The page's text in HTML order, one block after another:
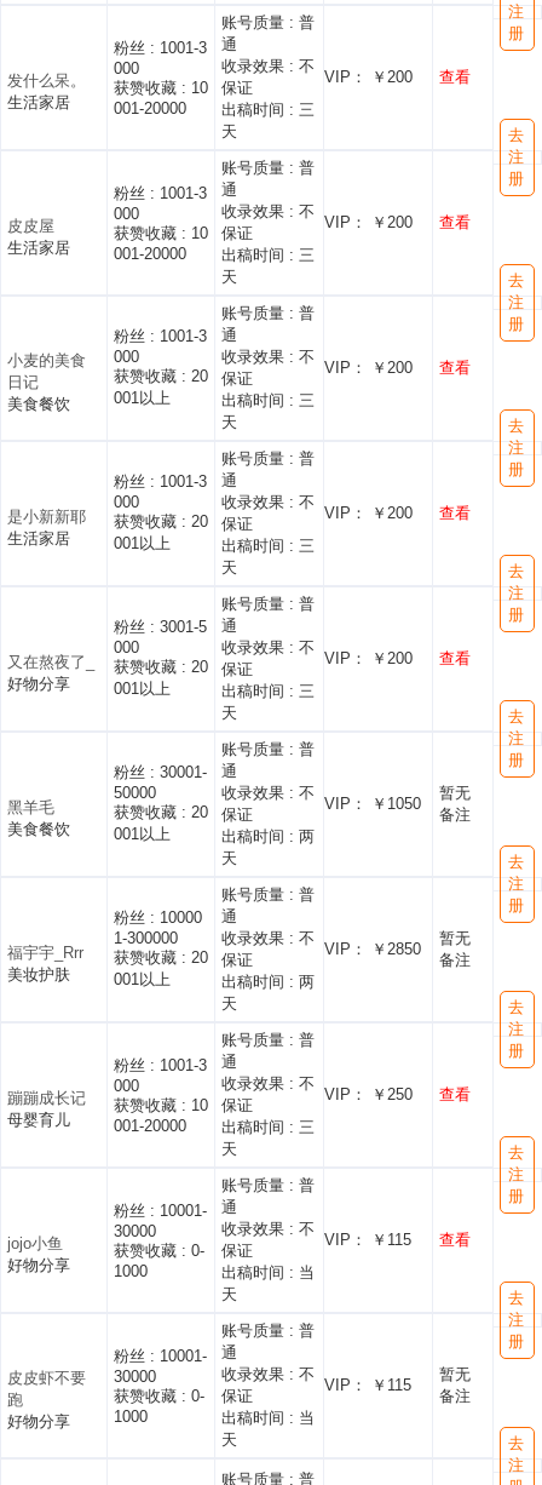
发什么呆。
生活家居
粉丝 : 1001-3
000
获赞收藏 : 10
001-20000
账号质量 : 普
通
收录效果 : 不
保证
出稿时间 : 三
天
VIP： ￥200 查看
注
册
皮皮屋
生活家居
粉丝 : 1001-3
000
获赞收藏 : 10
001-20000
账号质量 : 普
通
收录效果 : 不
保证
出稿时间 : 三
天
VIP： ￥200 查看
去
注
册
小麦的美食
日记
美食餐饮
粉丝 : 1001-3
000
获赞收藏 : 20
001以上
账号质量 : 普
通
收录效果 : 不
保证
出稿时间 : 三
天
VIP： ￥200 查看
去
注
册
是小新新耶
生活家居
粉丝 : 1001-3
000
获赞收藏 : 20
001以上
账号质量 : 普
通
收录效果 : 不
保证
出稿时间 : 三
天
VIP： ￥200 查看
去
注
册
又在熬夜了_
好物分享
粉丝 : 3001-5
000
获赞收藏 : 20
001以上
账号质量 : 普
通
收录效果 : 不
保证
出稿时间 : 三
天
VIP： ￥200 查看
去
注
册
黑羊毛
美食餐饮
粉丝 : 30001-
50000
获赞收藏 : 20
001以上
账号质量 : 普
通
收录效果 : 不
保证
出稿时间 : 两
天
VIP： ￥1050
暂无
备注
去
注
册
福宇宇_Rrr
美妆护肤
粉丝 : 10000
1-300000
获赞收藏 : 20
001以上
账号质量 : 普
通
收录效果 : 不
保证
出稿时间 : 两
天
VIP： ￥2850
暂无
备注
去
注
册
蹦蹦成长记
母婴育儿
粉丝 : 1001-3
000
获赞收藏 : 10
001-20000
账号质量 : 普
通
收录效果 : 不
保证
出稿时间 : 三
天
VIP： ￥250 查看
去
注
册
jojo小鱼
好物分享
粉丝 : 10001-
30000
获赞收藏 : 0-
1000
账号质量 : 普
通
收录效果 : 不
保证
出稿时间 : 当
天
VIP： ￥115 查看
去
注
册
皮皮虾不要
跑
好物分享
粉丝 : 10001-
30000
获赞收藏 : 0-
1000
账号质量 : 普
通
收录效果 : 不
保证
出稿时间 : 当
天
VIP： ￥115
暂无
备注
去
注
册
账号质量 : 普
去
注